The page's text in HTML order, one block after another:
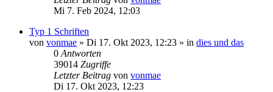
Mi 7. Feb 2024, 12:03
Typ 1 Schriften
von vonmae » Di 17. Okt 2023, 12:23 » in dies und das
0 Antworten
39014 Zugriffe
Letzter Beitrag von vonmae
Di 17. Okt 2023, 12:23